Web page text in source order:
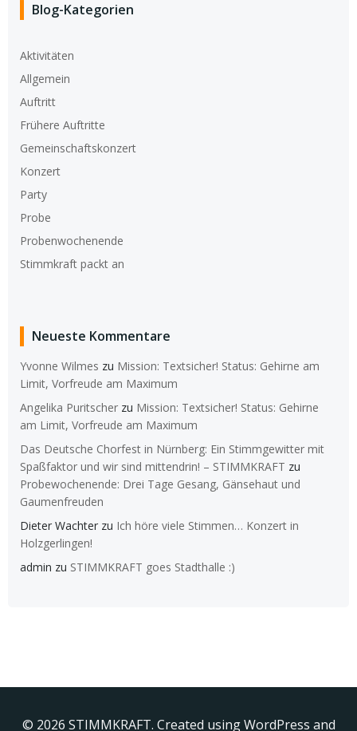
Blog-Kategorien
Aktivitäten
Allgemein
Auftritt
Frühere Auftritte
Gemeinschaftskonzert
Konzert
Party
Probe
Probenwochenende
Stimmkraft packt an
Neueste Kommentare
Yvonne Wilmes zu Mission: Textsicher! Status: Gehirne am
Limit, Vorfreude am Maximum
Angelika Puritscher zu Mission: Textsicher! Status: Gehirne
am Limit, Vorfreude am Maximum
Das Deutsche Chorfest in Nürnberg: Ein Stimmgewitter mit
Spaßfaktor und wir sind mittendrin! – STIMMKRAFT zu
Probewochenende: Drei Tage Gesang, Gänsehaut und
Gaumenfreuden
Dieter Wachter zu Ich höre viele Stimmen… Konzert in
Holzgerlingen!
admin zu STIMMKRAFT goes Stadthalle :)
© 2026 STIMMKRAFT. Created using WordPress and